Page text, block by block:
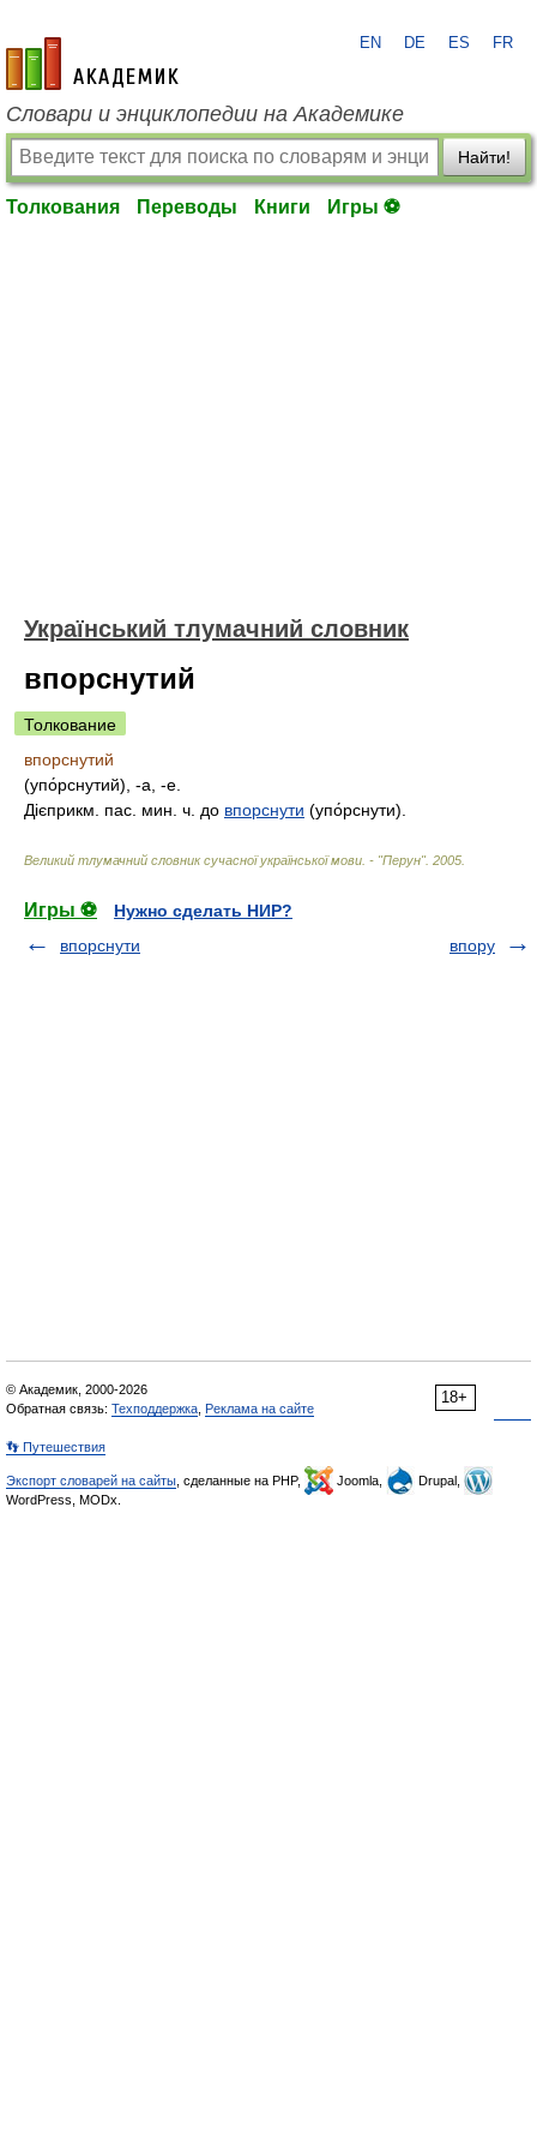
academic.ru
EN DE ES FR
Словари и энциклопедии на Академике
Найти!
Толкования Переводы Книги Игры ⚽
Український тлумачний словник
впорснутий
Толкование
впорснутий
(упо́рснутий), -а, -е.
Дієприкм. пас. мин. ч. до впорснути (упо́рснути).
Великий тлумачний словник сучасної української мови. - "Перун". 2005
Игры ⚽
Нужно сделать НИР?
впорснути
впору
18+
© Академик, 2000-2026
Обратная связь: Техподдержка Реклама на сайте
👣 Путешествия
Экспорт словарей на сайты , сделанные на PHP, Joomla,
Drupal,
WordPress, MODx.